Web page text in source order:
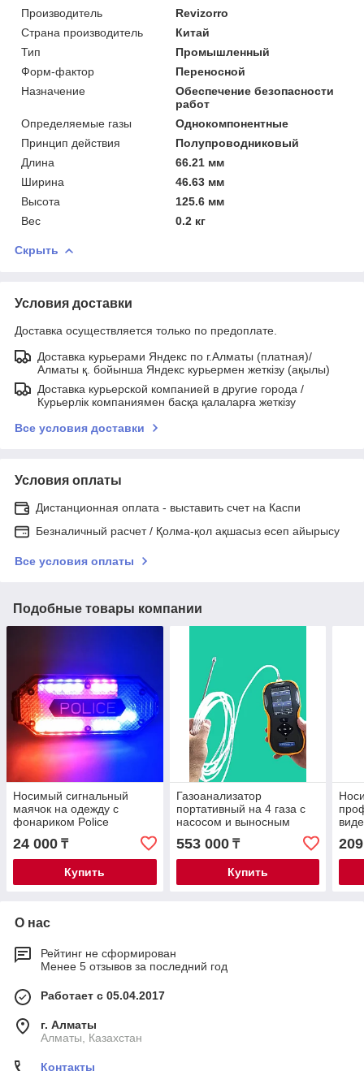
Производитель
Revizorro
Страна производитель
Китай
Тип
Промышленный
Форм-фактор
Переносной
Назначение
Обеспечение безопасности
работ
Определяемые газы
Однокомпонентные
Принцип действия
Полупроводниковый
Длина
66.21 мм
Ширина
46.63 мм
Высота
125.6 мм
Вес
0.2 кг
Скрыть
Условия доставки
Доставка осуществляется только по предоплате.
Доставка курьерами Яндекс по г.Алматы (платная)/
Алматы қ. бойынша Яндекс курьермен жеткізу (ақылы)
Доставка курьерской компанией в другие города /
Курьерлік компаниямен басқа қалаларға жеткізу
Все условия доставки
Условия оплаты
Дистанционная оплата - выставить счет на Каспи
Безналичный расчет / Қолма-қол ақшасыз есеп айырысу
Все условия оплаты
Подобные товары компании
Носимый сигнальный
маячок на одежду с
фонариком Police
Shoulder Light
24 000 ₸
Купить
Газоанализатор
портативный на 4 газа с
насосом и выносным
пробоотборным зондом
5м
553 000₸
Купить
WiFi
О нас
Рейтинг не сформирован
Менее 5 отзывов за последний год
Работает с 05.04.2017
г. Алматы
Алматы, Казахстан
Контакты